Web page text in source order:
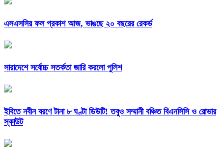
এসএসসির ফল প্রকাশ আজ, ভাঙছে ২০ বছরের রেকর্ড
সারাদেশে সর্বোচ্চ সতর্কতা জারি করলো পুলিশ
ইবিতে নবীন বরণে টানা ৮ ঘণ্টা ডিউটি! তবুও সম্মানী বঞ্চিত বিএনসিসি ও রোভার
স্কাউট